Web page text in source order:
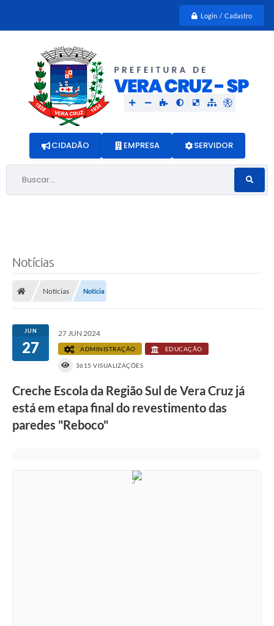
Login / Cadastro
Buscar...
CIDADÃO EMPRESA SERVIDOR
Notícias
Notícias Notícia
JUN
27
27 JUN 2024
ADMINISTRAÇÃO EDUCAÇÃO
3615 VISUALIZAÇÕES
Creche Escola da Região Sul de Vera Cruz já
está em etapa final do revestimento das
paredes "Reboco"